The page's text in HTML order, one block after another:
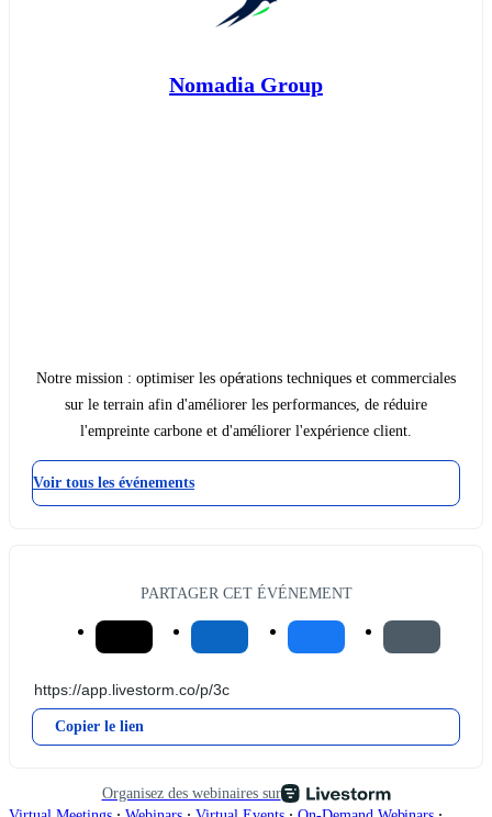
Nomadia Group
Notre mission : optimiser les opérations techniques et commerciales
sur le terrain afin d'améliorer les performances, de réduire
l'empreinte carbone et d'améliorer l'expérience client.
Voir tous les événements
PARTAGER CET ÉVÉNEMENT
Copier le lien
Organisez des webinaires sur